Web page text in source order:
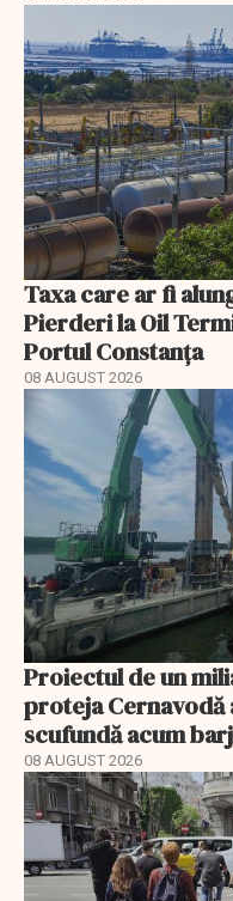
Taxa care ar fi
Pierderi la Oil
Portul Constanța
08 AUGUST 2026
Proiectul de un
proteja Cernavodă
scufundă acum
08 AUGUST 2026